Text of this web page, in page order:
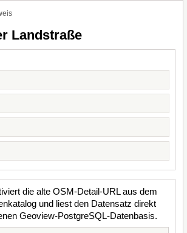
Landstraße
die alte OSM-Detail-URL aus dem
und liest den Datensatz direkt
Geoview-PostgreSQL-Datenbasis.